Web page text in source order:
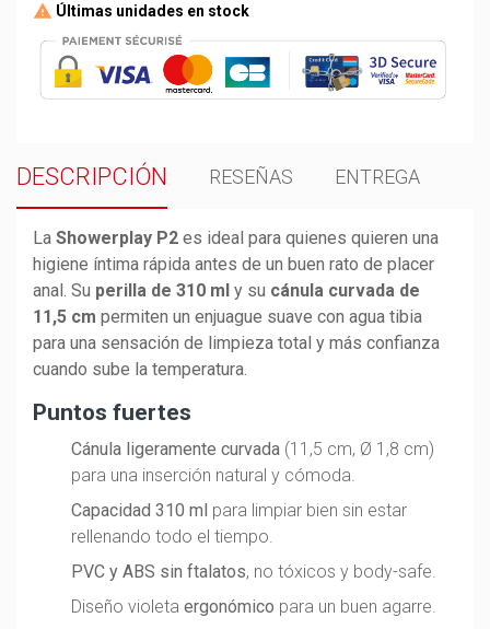
Últimas unidades en stock
DESCRIPCIÓN RESEÑAS ENTREGA
La Showerplay P2 es ideal para quienes quieren una
higiene íntima rápida antes de un buen rato de placer
anal. Su perilla de 310 ml y su cánula curvada de
11,5 cm permiten un enjuague suave con agua tibia
para una sensación de limpieza total y más confianza
cuando sube la temperatura.
Puntos fuertes
Cánula ligeramente curvada (11,5 cm, Ø 1,8 cm)
para una inserción natural y cómoda.
Capacidad 310 ml para limpiar bien sin estar
rellenando todo el tiempo.
PVC y ABS sin ftalatos, no tóxicos y body-safe.
Diseño violetaergonómico para un buen agarre.